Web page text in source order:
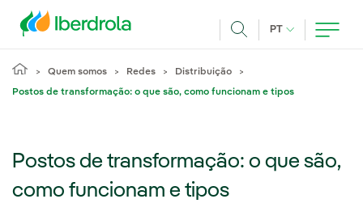
PT IDIOMA ATUAL,
Quem somos Redes Distribuição
Postos de transformação: o que são, como funcionam e tipos
Postos de transformação: o que são,
como funcionam e tipos